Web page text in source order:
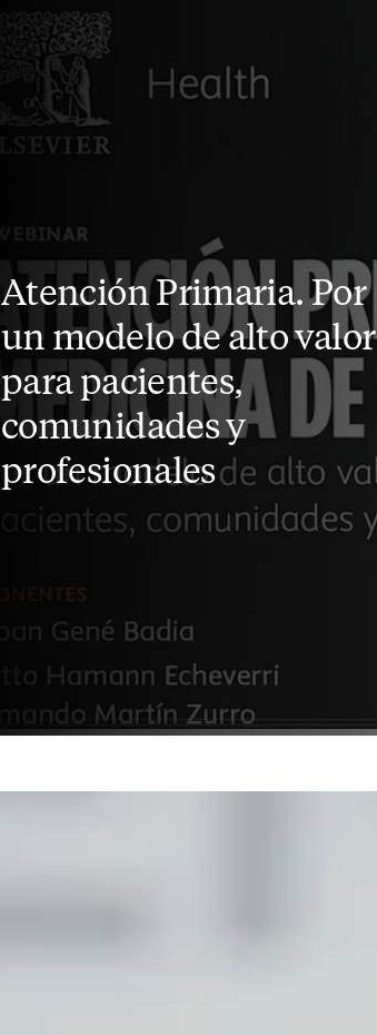
Atención Primaria. Por
un modelo de alto valor
para pacientes,
comunidades y
profesionales